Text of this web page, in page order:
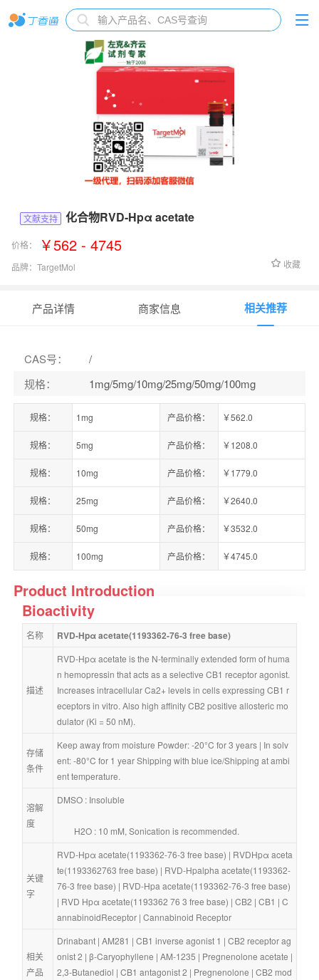
文献支持 化合物RVD-Hpα acetate
价格： ￥562 - 4745
品牌： TargetMol 收藏
产品详情 商家信息 相关推荐
CAS号：
/
规格： 1mg/5mg/10mg/25mg/50mg/100mg
规格： 1mg 产品价格： ￥562.0
规格： 5mg 产品价格： ￥1208.0
规格： 10mg 产品价格： ￥1779.0
规格： 25mg 产品价格： ￥2640.0
规格： 50mg 产品价格： ￥3532.0
规格： 100mg 产品价格： ￥4745.0
Product Introduction
Bioactivity
名称 RVD-Hpα acetate(1193362-76-3 free base)
描述
RVD-Hpα acetate is the N-terminally extended form of huma
n hemopressin that acts as a selective CB1 receptor agonist.
Increases intracellular Ca2+ levels in cells expressing CB1 r
eceptors in vitro. Also high affinity CB2 positive allosteric mo
dulator (Ki = 50 nM).
存储
条件
Keep away from moisture Powder: -20°C for 3 years | In solv
ent: -80°C for 1 year Shipping with blue ice/Shipping at ambi
ent temperature.
溶解
度
DMSO : Insoluble
        H2O : 10 mM, Sonication is recommended.
关键
字
RVD-Hpα acetate(1193362-76-3 free base) | RVDHpα aceta
te(1193362763 free base) | RVD-Hpalpha acetate(1193362-
76-3 free base) | RVD-Hpa acetate(1193362-76-3 free base)
| RVD Hpα acetate(1193362 76 3 free base) | CB2 | CB1 | C
annabinoidReceptor | Cannabinoid Receptor
相关
产品
Drinabant | AM281 | CB1 inverse agonist 1 | CB2 receptor ag
onist 2 | β-Caryophyllene | AM-1235 | Pregnenolone acetate
2,3-Butanediol | CB1 antagonist 2 | Pregnenolone | CB2 mod